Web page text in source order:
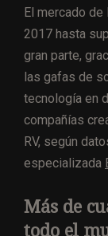
El mercado de
2017 hasta
gran parte,
las gafas de
tecnología en
compañías
RV, según
especializada
Más de
todo el